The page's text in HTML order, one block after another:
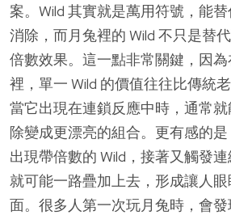
案。Wild 其實就是萬用符號，能
消除，而月兔裡的 Wild 不只是替
倍數效果。這一點非常關鍵，因
裡，單一 Wild 的價值往往比傳統
當它出現在連鎖反應中時，通常
除變成更漂亮的組合。更有感的
出現帶倍數的 Wild，接著又觸發
就可能一路疊加上去，形成讓人
面。很多人第一次玩月兔時，會